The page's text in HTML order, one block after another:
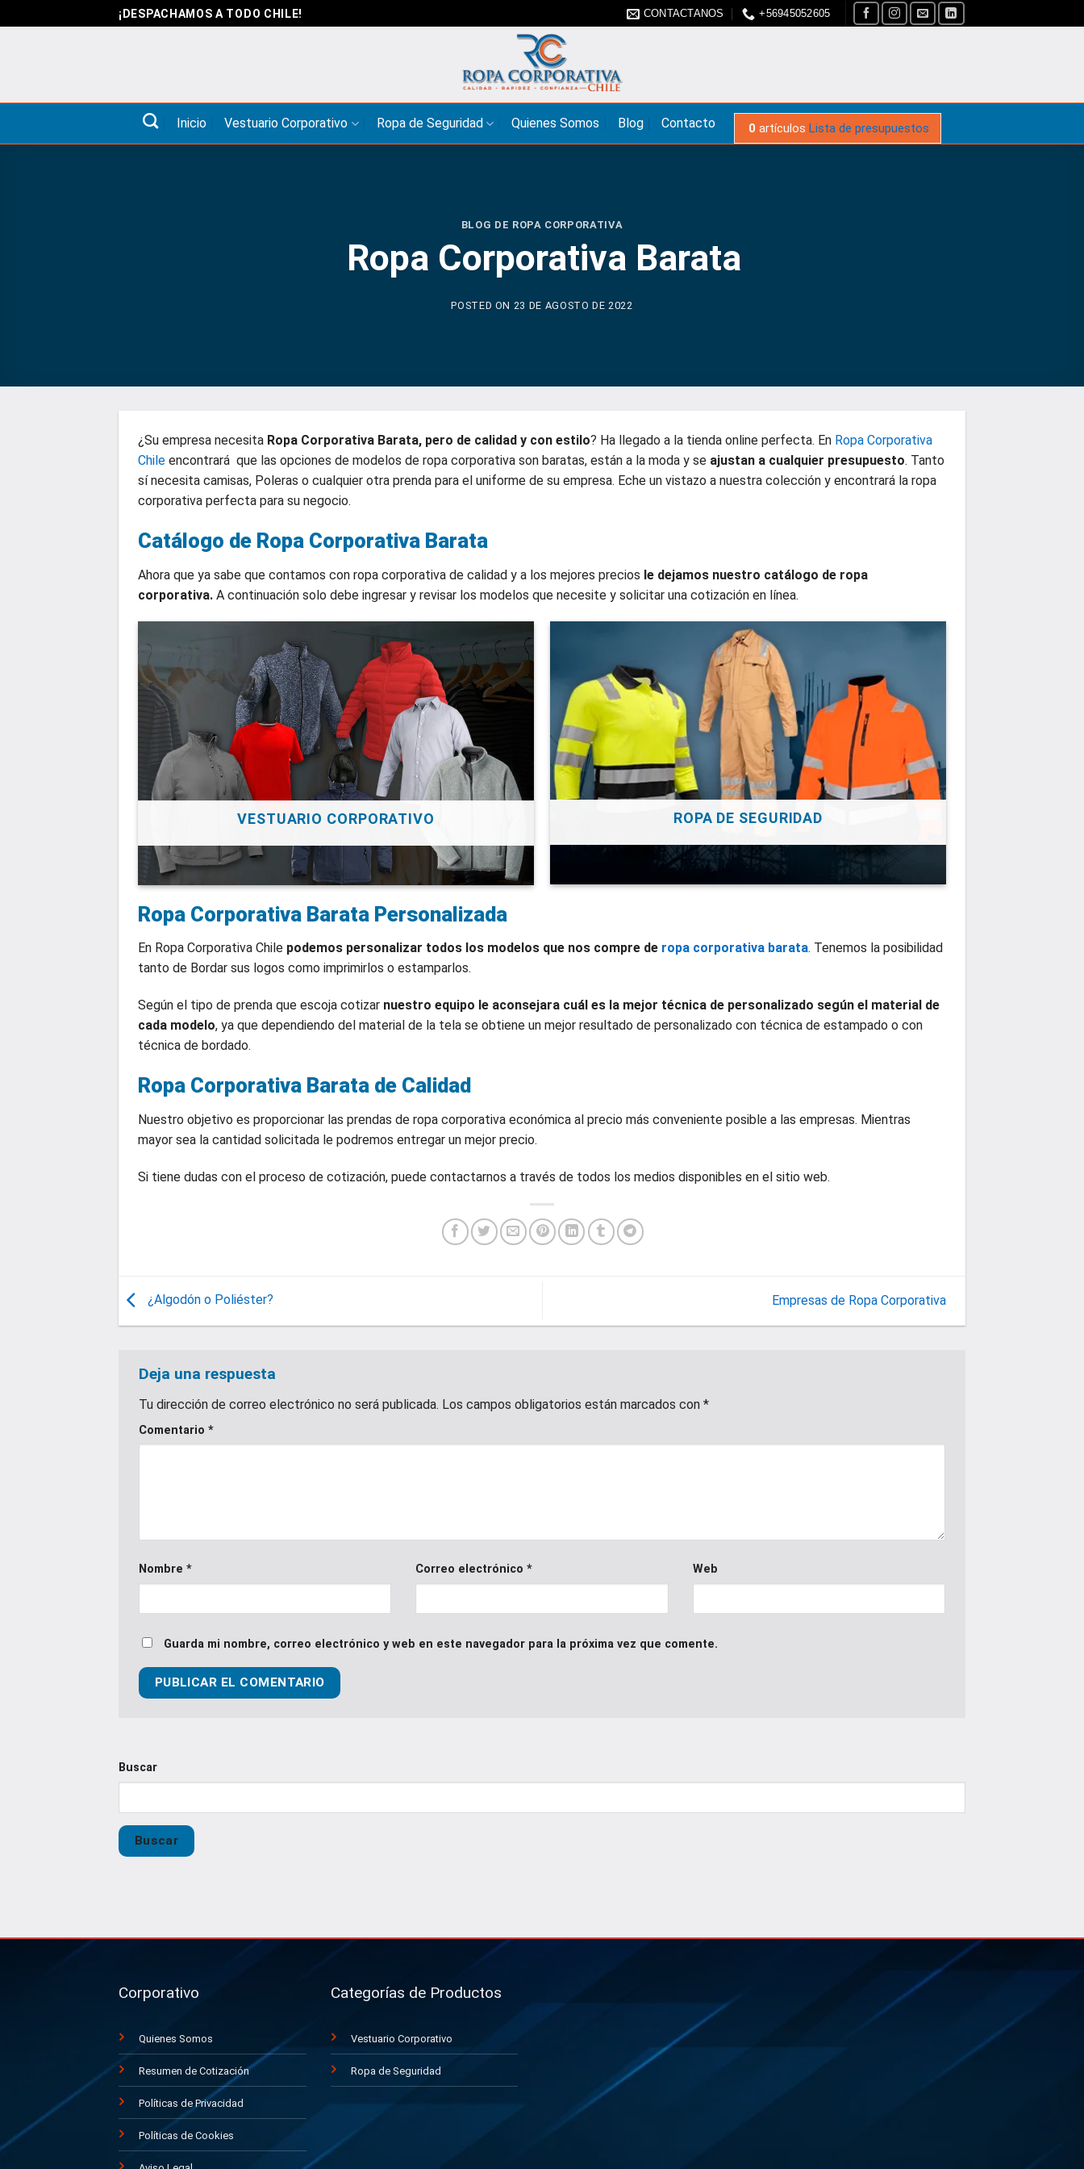
al
¡DESPACHAMOS A TODO CHILE! CONTACTANOS +56945052605
Inicio Vestuario Corporativo Ropa de Seguridad Quienes Somos Blog Contacto 0 artículos Lista de presupuestos
BLOG DE ROPA CORPORATIVA
Ropa Corporativa Barata
POSTED ON 23 DE AGOSTO DE 2022
¿Su empresa necesita Ropa Corporativa Barata, pero de calidad y con estilo? Ha llegado a la tienda online perfecta. En Ropa Corporativa
Chile encontrará que las opciones de modelos de ropa corporativa son baratas, están a la moda y se ajustan a cualquier presupuesto. Tanto
sí necesita camisas, Poleras o cualquier otra prenda para el uniforme de su empresa. Eche un vistazo a nuestra colección y encontrará la ropa
corporativa perfecta para su negocio.
Catálogo de Ropa Corporativa Barata
Ahora que ya sabe que contamos con ropa corporativa de calidad y a los mejores precios le dejamos nuestro catálogo de ropa
corporativa. A continuación solo debe ingresar y revisar los modelos que necesite y solicitar una cotización en línea.
VESTUARIO CORPORATIVO ROPA DE SEGURIDAD
Ropa Corporativa Barata Personalizada
En Ropa Corporativa Chile podemos personalizar todos los modelos que nos compre de ropa corporativa barata. Tenemos la posibilidad
tanto de Bordar sus logos como imprimirlos o estamparlos.
Según el tipo de prenda que escoja cotizar nuestro equipo le aconsejara cuál es la mejor técnica de personalizado según el material de
cada modelo, ya que dependiendo del material de la tela se obtiene un mejor resultado de personalizado con técnica de estampado o con
técnica de bordado.
Ropa Corporativa Barata de Calidad
Nuestro objetivo es proporcionar las prendas de ropa corporativa económica al precio más conveniente posible a las empresas. Mientras
mayor sea la cantidad solicitada le podremos entregar un mejor precio.
Si tiene dudas con el proceso de cotización, puede contactarnos a través de todos los medios disponibles en el sitio web.
¿Algodón o Poliéster? Empresas de Ropa Corporativa
Deja una respuesta
Tu dirección de correo electrónico no será publicada. Los campos obligatorios están marcados con *
Comentario *
Nombre * Correo electrónico* Web
Guarda mi nombre, correo electrónico y web en este navegador para la próxima vez que comente.
Buscar
Buscar
Corporativo
Quienes Somos
Resumen de Cotización
Políticas de Privacidad
Políticas de Cookies
Categorías de Productos
Vestuario Corporativo
Ropa de Seguridad